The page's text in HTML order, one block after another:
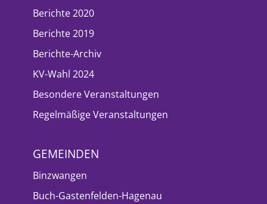
Berichte 2020
Berichte 2019
Berichte-Archiv
KV-Wahl 2024
Besondere Veranstaltungen
Regelmäßige Veranstaltungen
GEMEINDEN
Binzwangen
Buch-Gastenfelden-Hagenau